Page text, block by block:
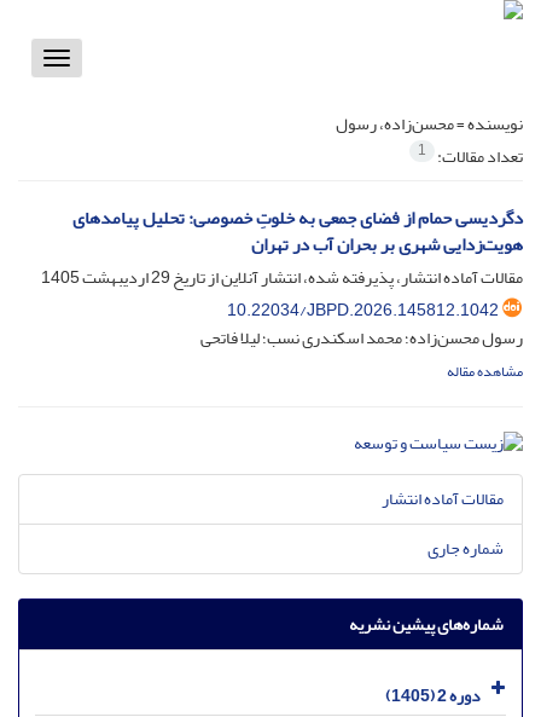
Toggle
نویسنده =محسن‌زاده، رسول
تعداد مقالات: 1
دگردیسی حمام از فضای جمعی به خلوتِ خصوصی: تحلیل پیامدهای
هویت‌زدایی شهری بر بحران آب در تهران
مقالات آماده انتشار، پذیرفته شده، انتشار آنلاین از تاریخ29 اردیبهشت 1405
10.22034/JBPD.2026.145812.1042
رسول محسن‌زاده؛ محمد اسکندری نسب؛ لیلا فاتحی
مشاهده مقاله
مقالات آماده انتشار
شماره جاری
شماره‌های پیشین نشریه
دوره 2 (1405)